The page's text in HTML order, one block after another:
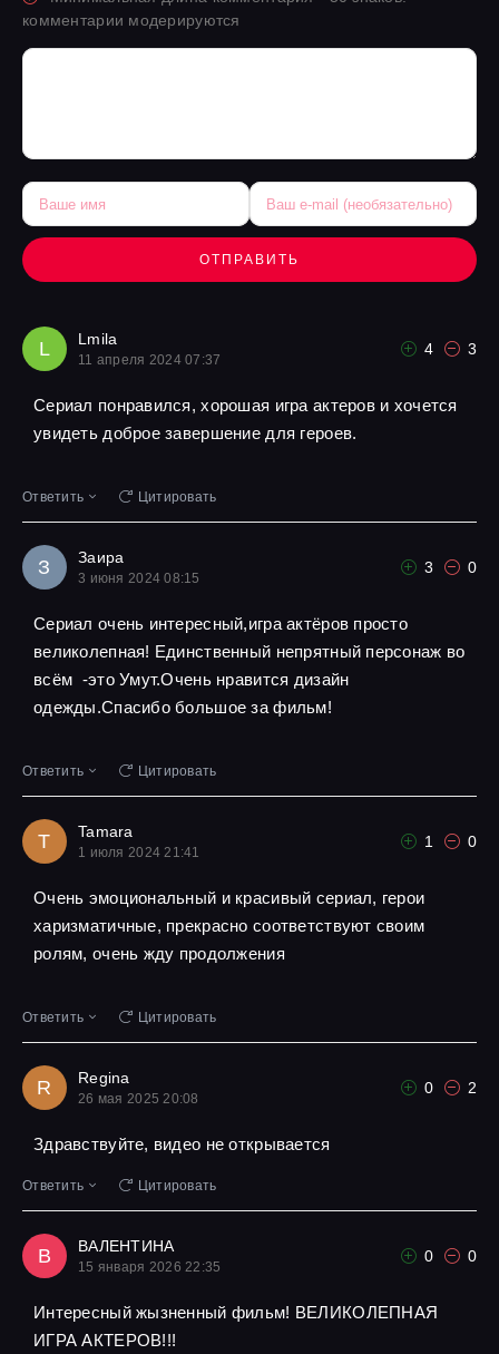
комментарии модерируются
ОТПРАВИТЬ
L Lmila
11 апреля 2024 07:37
4 3
Сериал понравился, хорошая игра актеров и хочется
увидеть доброе завершение для героев.
Ответить Цитировать
З Заира
3 июня 2024 08:15
3 0
Сериал очень интересный,игра актёров просто
великолепная! Единственный непрятный персонаж во
всём -это Умут.Очень нравится дизайн
одежды.Спасибо большое за фильм!
Ответить Цитировать
T Tamara
1 июля 2024 21:41
1 0
Очень эмоциональный и красивый сериал, герои
харизматичные, прекрасно соответствуют своим
ролям, очень жду продолжения
Ответить Цитировать
R Regina
26 мая 2025 20:08
0 2
Здравствуйте, видео не открывается
Ответить Цитировать
В ВАЛЕНТИНА
15 января 2026 22:35
0 0
Интересный жызненный фильм! ВЕЛИКОЛЕПНАЯ
ИГРА АКТЕРОВ!!!